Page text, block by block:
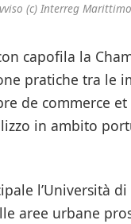
(c) Interreg Marittimo
capofila la
pratiche tra le
de commerce et
in ambito
l’Università di
aree urbane